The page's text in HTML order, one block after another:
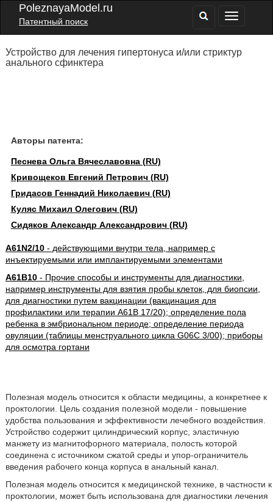
PoleznayaModel.ru
Патентный поиск
Устройство для лечения гипертонуса и/или стриктур
анального сфинктера
Авторы патента:
Песнева Ольга Вячеславовна (RU)
Кривощеков Евгений Петрович (RU)
Гридасов Геннадий Николаевич (RU)
Куляс Михаил Олегович (RU)
Сидяков Александр Александрович (RU)
A61N2/10- действующими внутри тела, например с
инъектируемыми или имплантируемыми элементами
A61B10- Прочие способы и инструменты для диагностики,
например инструменты для взятия пробы клеток, для биопсии,
для диагностики путем вакцинации (вакцинация для
профилактики или терапии A61B 17/20); определение пола
ребенка в эмбриональном периоде; определение периода
овуляции (таблицы менструального цикла G06C 3/00); приборы
для осмотра гортани
Полезная модель относится к области медицины, а конкретнее к
проктологии. Цель создания полезной модели - повышение
удобства пользования и эффективности лечебного воздействия.
Устройство содержит цилиндрический корпус, эластичную
манжету из магнитофорного материала, полость которой
соединена с источником сжатой среды и упор-ограничитель
введения рабочего конца корпуса в анальный канал.
Полезная модель относится к медицинской технике, в частности к
проктологии, может быть использована для диагностики лечения